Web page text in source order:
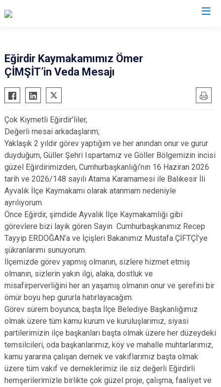
Atabey
Eğirdir
Gönen
Keçiborlu
Şarkikaraağaç
Yenişarbademli
Aksu
Eğirdir Kaymakamımız Ömer
ÇİMŞİT’in Veda Mesajı
Çok Kıymetli Eğirdir’liler,
Değerli mesai arkadaşlarım;
Yaklaşık 2 yıldır görev yaptığım ve her anından onur ve gurur
duyduğum, Güller Şehri Ispartamız ve Göller Bölgemizin incisi
güzel Eğirdirimizden, Cumhurbaşkanlığı’nın 16 Haziran 2026
tarih ve 2026/148 sayılı Atama Kararnamesi ile Balıkesir İli
Ayvalık İlçe Kaymakamı olarak atanmam nedeniyle
ayrılıyorum.
Önce Eğirdir, şimdide Ayvalık İlçe Kaymakamlığı gibi
görevlere bizi layık gören Sayın Cumhurbaşkanımız Recep
Tayyip ERDOĞAN’a ve İçişleri Bakanımız Mustafa ÇİFTÇİ’ye
şükranlarımı sunuyorum.
İlçemizde görev yapmış olmanın, sizlere hizmet etmiş
olmanın, sizlerin yakın ilgi, alaka, dostluk ve
misafirperverliğini her an yaşamış olmanın onur ve şerefini bir
ömür boyu hep gururla hatırlayacağım.
Görev sürem boyunca; başta İlçe Belediye Başkanlığımız
olmak üzere tüm kamu kurum ve kuruluşlarımız, siyasi
partilerimizin ilçe başkanları başta olmak üzere her düzeydeki
temsilcileri, oda başkanlarımız, köy ve mahalle muhtarlarımız,
kamu yararına çalışan dernek ve vakıflarımız başta olmak
üzere tüm vakıf ve derneklerimiz ile siz değerli Eğirdirli
hemşerilerimizle birlikte çok güzel proje, çalışma, faaliyet ve